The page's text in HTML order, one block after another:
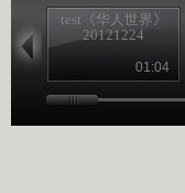
test《华人世界》
20121224
01:04